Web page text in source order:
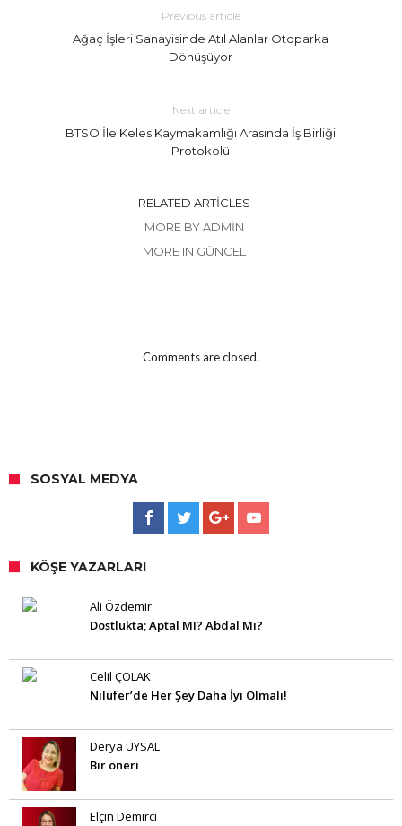
Previous article
Ağaç İşleri Sanayisinde Atıl Alanlar Otoparka
Dönüşüyor
Next article
BTSO İle Keles Kaymakamlığı Arasında İş Birliği
Protokolü
RELATED ARTICLES
MORE BY ADMIN
MORE IN GÜNCEL
Comments are closed.
SOSYAL MEDYA
KÖŞE YAZARLARI
Ali Özdemir
Dostlukta; Aptal MI? Abdal Mı?
Celil ÇOLAK
Nilüfer’de Her Şey Daha İyi Olmalı!
Derya UYSAL
Bir öneri
Elçin Demirci